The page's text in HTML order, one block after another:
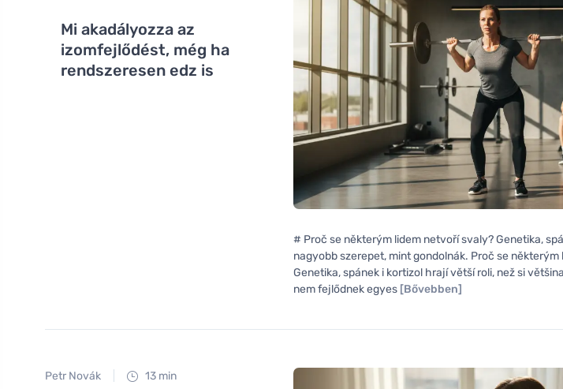
Mi akadályozza az
izomfejlődést, még ha
rendszeresen edz is
# Proč se některým lidem netvoří svaly? Genetika,
nagyobb szerepet, mint gondolnák. Proč se
Genetika, spánek i kortizol hrají větší roli, než si
nem fejlődnek egyes [Bővebben]
Petr Novák 13 min